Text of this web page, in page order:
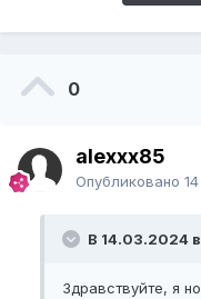
0
alexxx85
Опубликовано
В 14.03.2024
Здравствуйте, я